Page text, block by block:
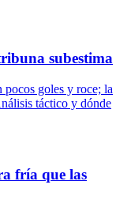
subestima
goles y roce; la
táctico y dónde
fría que las